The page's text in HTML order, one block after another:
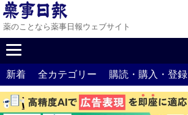
薬のことなら薬事日報ウェブサイト
新着 全カテゴリー 購読・購入・登録